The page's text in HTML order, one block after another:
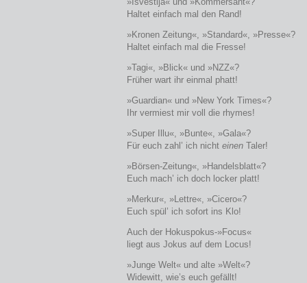
Haltet einfach mal den Rand!
»Kronen Zeitung«, »Standard«, »Presse«?
Haltet einfach mal die Fresse!
»Tagi«, »Blick« und »NZZ«?
Früher wart ihr einmal phatt!
»Guardian« und »New York Times«?
Ihr vermiest mir voll die rhymes!
»Super Illu«, »Bunte«, »Gala«?
Für euch zahl’ ich nicht einen Taler!
»Börsen-Zeitung«, »Handelsblatt«?
Euch mach’ ich doch locker platt!
»Merkur«, »Lettre«, »Cicero«?
Euch spül’ ich sofort ins Klo!
Auch der Hokuspokus-»Focus«
liegt aus Jokus auf dem Locus!
»Junge Welt« und alte »Welt«?
Widewitt, wie’s euch gefällt!